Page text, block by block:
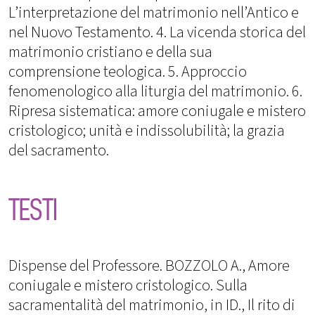
L’interpretazione del matrimonio nell’Antico e
nel Nuovo Testamento. 4. La vicenda storica del
matrimonio cristiano e della sua
comprensione teologica. 5. Approccio
fenomenologico alla liturgia del matrimonio. 6.
Ripresa sistematica: amore coniugale e mistero
cristologico; unità e indissolubilità; la grazia
del sacramento.
TESTI
Dispense del Professore. BOZZOLO A., Amore
coniugale e mistero cristologico. Sulla
sacramentalità del matrimonio, in ID., Il rito di